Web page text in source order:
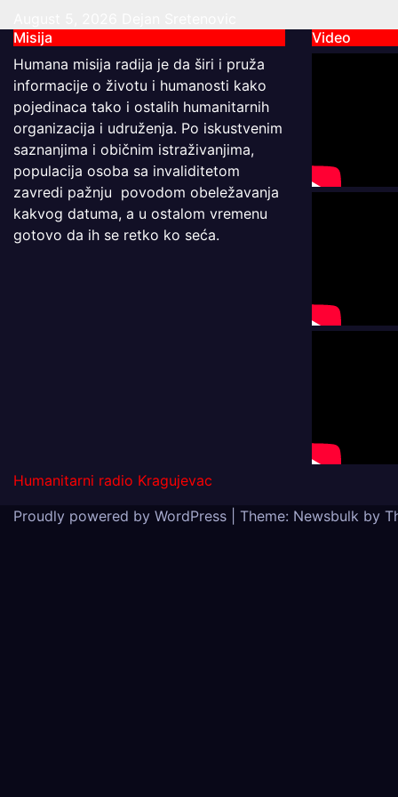
Misija
Humana misija radija je da širi i pruža
informacije o životu i humanosti kako
pojedinaca tako i ostalih humanitarnih
organizacija i udruženja. Po iskustvenim
saznanjima i običnim istraživanjima,
populacija osoba sa invaliditetom
zavredi pažnju povodom obeležavanja
kakvog datuma, a u ostalom vremenu
gotovo da ih se retko ko seća.
Video
Humanitarni radio Kragujevac
Proudly powered by WordPress
Theme: Newsbulk by